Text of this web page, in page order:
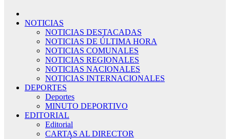
NOTICIAS
NOTICIAS DESTACADAS
NOTICIAS DE ÚLTIMA HORA
NOTICIAS COMUNALES
NOTICIAS REGIONALES
NOTICIAS NACIONALES
NOTICIAS INTERNACIONALES
DEPORTES
Deportes
MINUTO DEPORTIVO
EDITORIAL
Editorial
CARTAS AL DIRECTOR